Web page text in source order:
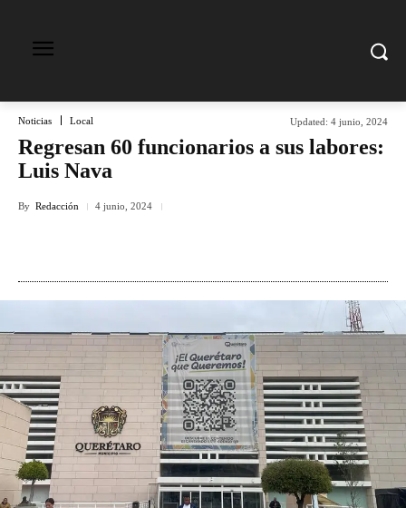
Noticias Local Updated: 4 junio, 2024
Regresan 60 funcionarios a sus labores:
Luis Nava
By Redacción 4 junio, 2024